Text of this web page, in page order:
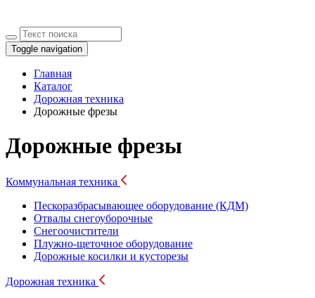
Toggle navigation
Главная
Каталог
Дорожная техника
Дорожные фрезы
Дорожные фрезы
Коммунальная техника
Пескоразбрасывающее оборудование (КДМ)
Отвалы снегоуборочные
Снегоочистители
Плужно-щеточное оборудование
Дорожные косилки и кусторезы
Дорожная техника